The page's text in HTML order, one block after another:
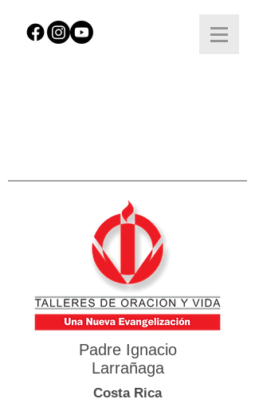
Padre Ignacio
Larrañaga
Costa Rica